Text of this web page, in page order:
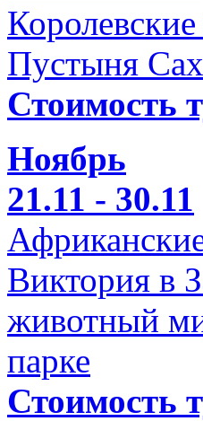
Пустыня
Стоимость
Ноябрь
21.11 - 30.11
Виктория в
животный
парке
Стоимость